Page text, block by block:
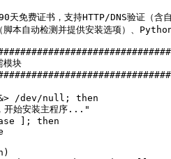
费证书，支持HTTP/DNS验证（含自
自动检测并提供安装选项）、
块
/dev/null; then
始安装主程序..."
]; then